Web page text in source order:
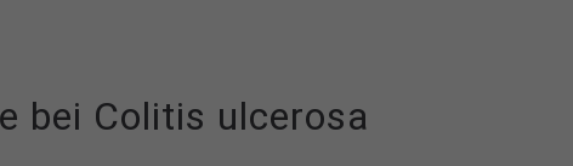
bei Colitis ulcerosa